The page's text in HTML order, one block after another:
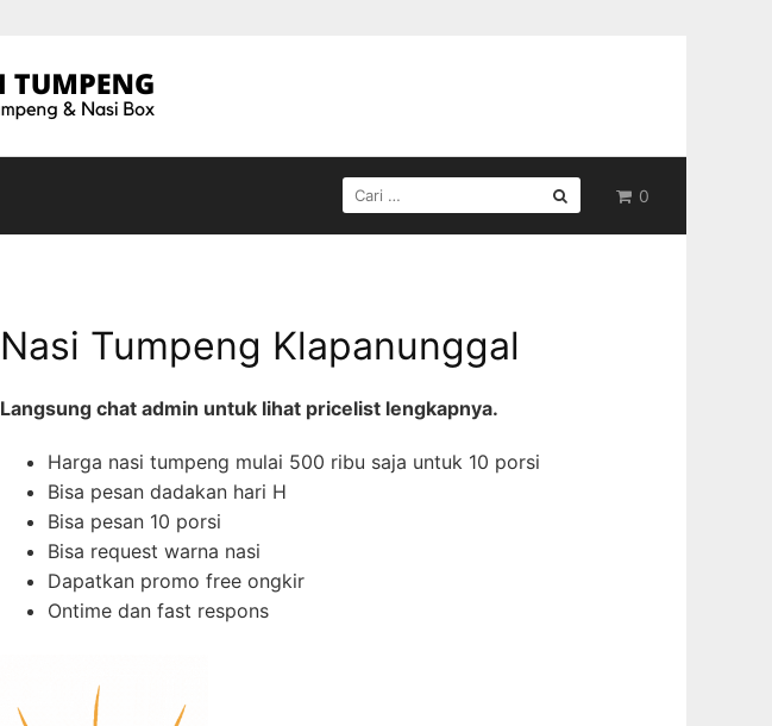
0
CARI
UNTUK:
Nasi Tumpeng Klapanunggal
Langsung chat admin untuk lihat pricelist lengkapnya.
Harga nasi tumpeng mulai 500 ribu saja untuk 10 porsi
Bisa pesan dadakan hari H
Bisa pesan 10 porsi
Bisa request warna nasi
Dapatkan promo free ongkir
Ontime dan fast respons